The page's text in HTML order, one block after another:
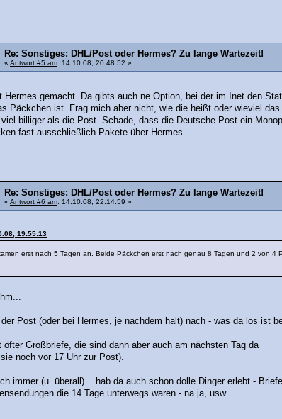
Re: Sonstiges: DHL/Post oder Hermes? Zu lange Wartezeit!
« Antwort #5 am: 14.10.08, 20:48:52 »
Hermes gemacht. Da gibts auch ne Option, bei der im Inet den
Päckchen ist. Frag mich aber nicht, wie die heißt oder wieviel
billiger als die Post. Schade, dass die Deutsche Post ein
fast ausschließlich Pakete über Hermes.
Re: Sonstiges: DHL/Post oder Hermes? Zu lange Wartezeit!
« Antwort #6 am: 14.10.08, 22:14:59 »
19:55:13
erst nach 5 Tagen an. Beide Päckchen erst nach genau 8 Tagen und 2 von 4
Post (oder bei Hermes, je nachdem halt) nach - was da los ist
Großbriefe, die sind dann aber auch am nächsten Tag da
noch vor 17 Uhr zur Post).
immer (u. überall)... hab da auch schon dolle Dinger erlebt -
die 14 Tage unterwegs waren - na ja, usw.